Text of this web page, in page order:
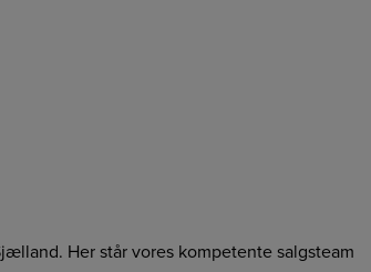
Her står vores kompetente salgsteam